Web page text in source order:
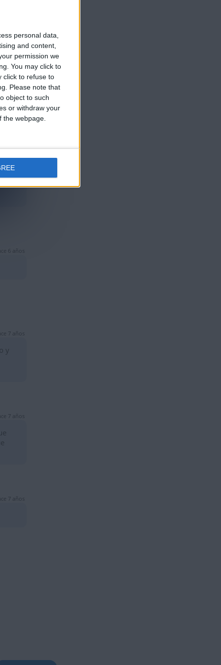
personal data,
and content,
permission we
You may click to
click to refuse to
Please note that
object to such
or withdraw your
webpage.
6 años
6 años
6 años
7 años
y
7 años
7 años